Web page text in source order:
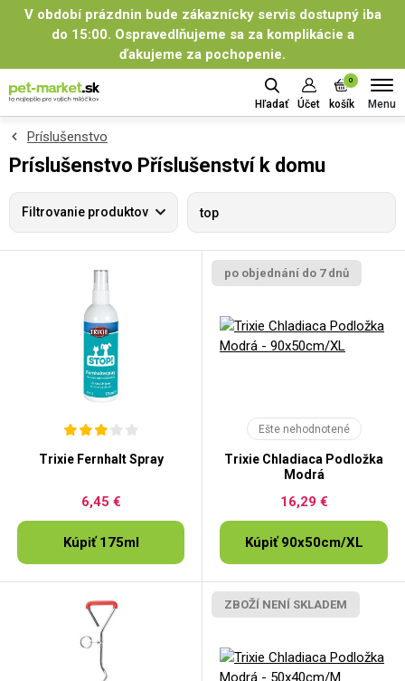
V období prázdnin bude zákaznícky servis dostupný iba
do 15:00. Ospravedlňujeme sa za komplikácie a
ďakujeme za pochopenie.
Hľadať Účet
0
košík Menu
Príslušenstvo
Príslušenstvo Příslušenství k domu
Filtrovanie produktov top
Trixie Fernhalt Spray
6,45 €
Kúpiť 175ml
po objednání do 7 dnů
Ešte nehodnotené
Trixie Chladiaca Podložka
Modrá
16,29 €
Kúpiť 90x50cm/XL
ZBOŽÍ NENÍ SKLADEM